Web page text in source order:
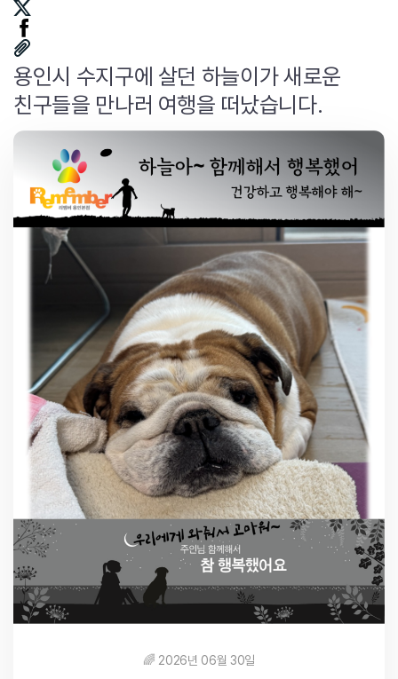
용인시 수지구에 살던 하늘이가 새로운
친구들을 만나러 여행을 떠났습니다.
🌈 2026년 06월 30일